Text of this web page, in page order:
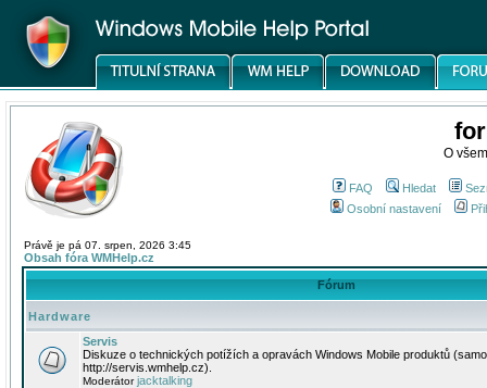
O
FAQ Hledat
Osobní nastavení
Právě je pá 07. srpen, 2026 3:45
Obsah fóra WMHelp.cz
Fórum
Hardware
Servis
Diskuze o technických potížích a opravách Windows Mobile produktů
http://servis.wmhelp.cz).
Moderátorjacktalking